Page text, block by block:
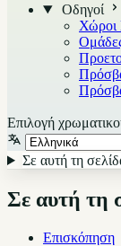
Οδηγοί
Χώροι
Επιλογή
Σε αυτή τη
Σε αυτή τη
Επισκόπηση